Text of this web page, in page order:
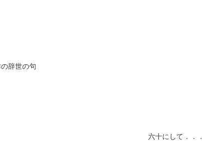
辞世の句
六十にして．．．